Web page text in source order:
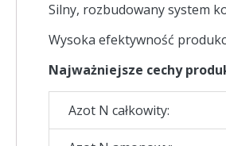
Silny, rozbudowany system
Wysoka efektywność
Najważniejsze cechy
Azot N całkowity: